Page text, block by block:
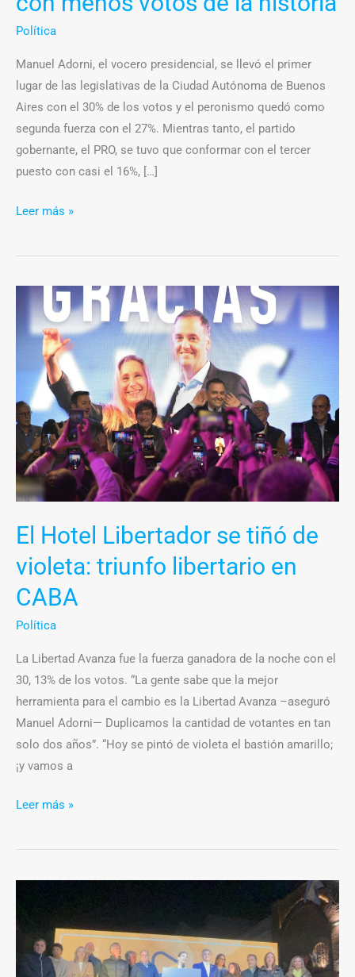
Política
Manuel Adorni, el vocero presidencial, se llevó el primer
lugar de las legislativas de la Ciudad Autónoma de Buenos
Aires con el 30% de los votos y el peronismo quedó como
segunda fuerza con el 27%. Mientras tanto, el partido
gobernante, el PRO, se tuvo que conformar con el tercer
puesto con casi el 16%, […]
votos
la
historia
Leer más »
El Hotel Libertador se tiñó de
violeta: triunfo libertario en
CABA
Política
La Libertad Avanza fue la fuerza ganadora de la noche con el
30, 13% de los votos. “La gente sabe que la mejor
herramienta para el cambio es la Libertad Avanza –aseguró
Manuel Adorni— Duplicamos la cantidad de votantes en tan
solo dos años”. “Hoy se pintó de violeta el bastión amarillo;
¡y vamos a
Hotel
Libertador
tiñó
de
violeta:
triunfo
libertario
en
Leer más »
perdió
en